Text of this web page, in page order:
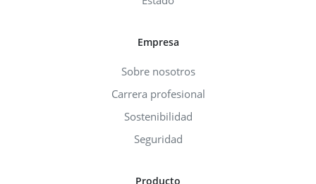
Empresa
Sobre nosotros
Carrera profesional
Sostenibilidad
Seguridad
Producto